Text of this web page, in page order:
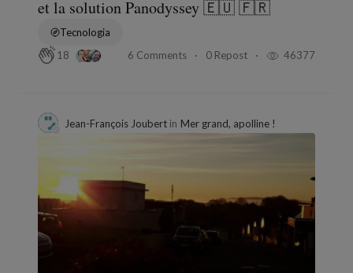
et la solution Panodyssey 🇪🇺 🇫🇷
Tecnologia
18
6 Comments 0 Repost 46377
Jean-François Joubert in Mer grand, apolline !